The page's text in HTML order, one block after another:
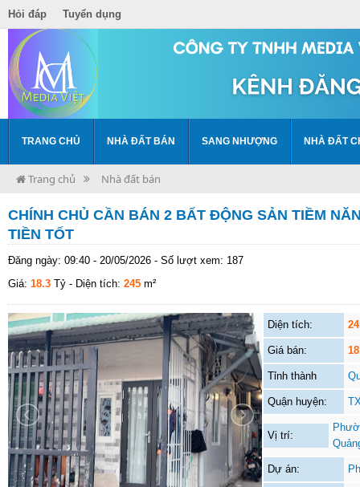
Hỏi đáp Tuyển dụng
TRANG CHỦ NHÀ ĐẤT BÁN SANG NHƯỢNG NHÀ ĐẤT
Trang chủ Nhà đất bán
CHÍNH CHỦ CẦN BÁN 2 BẤT ĐỘNG SẢN TIỀM
TIỀN TỐT
Đăng ngày: 09:40 - 20/05/2026 - Số lượt xem: 187
Giá: 18.3 Tỷ - Diện tích: 245 m²
Diện tích:
Giá bán:
Tỉnh thành
Quận huyện:
Vị trí:
Dự án: